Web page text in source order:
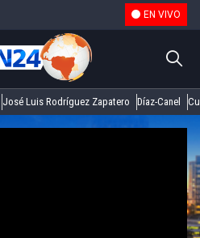
EN VIVO
José Luis Rodríguez Zapatero Díaz-Canel